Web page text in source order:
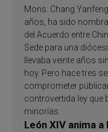
Mons. Chang
años, ha sido
del Acuerdo entre
Sede para una
llevaba veinte años
hoy. Pero hace tres
comprometer
controvertida ley que
minorías.
León XIV anima a